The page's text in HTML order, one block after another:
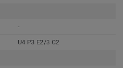
-
U4 P3 E2/3 C2